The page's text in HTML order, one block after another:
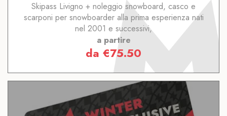
Skipass Livigno + noleggio snowboard, casco e
scarponi per snowboarder alla prima esperienza nati
nel 2001 e successivi,
a partire
da €75.50